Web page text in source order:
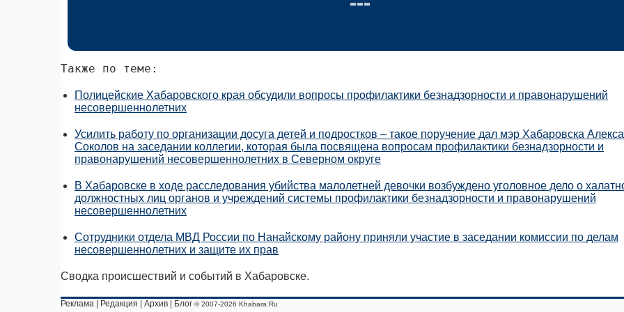
Также по теме:
Полицейские Хабаровского края обсудили вопросы профилактики безнадзорности и правонарушений
несовершеннолетних
Усилить работу по организации досуга детей и подростков – такое поручение дал мэр Хабаровска
Соколов на заседании коллегии, которая была посвящена вопросам профилактики безнадзорности и
правонарушений несовершеннолетних в Северном округе
В Хабаровске в ходе расследования убийства малолетней девочки возбуждено уголовное дело о
должностных лиц органов и учреждений системы профилактики безнадзорности и правонарушений
несовершеннолетних
Сотрудники отдела МВД России по Нанайскому району приняли участие в заседании комиссии по делам
несовершеннолетних и защите их прав
Сводка происшествий и событий в Хабаровске.
Реклама Редакция Архив Блог © 2007-2026 Khabara.Ru